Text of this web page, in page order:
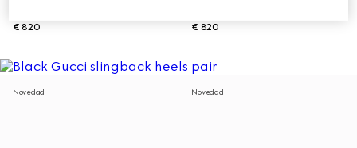
€ 820
€ 820
Novedad Novedad